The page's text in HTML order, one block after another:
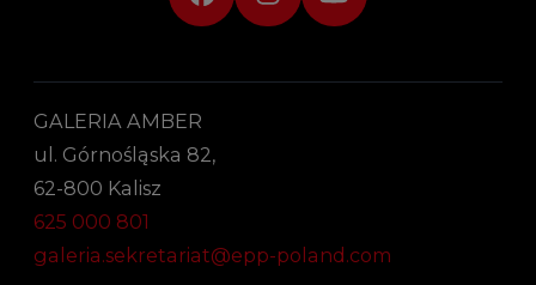
GALERIA AMBER
ul. Górnośląska 82,
62-800 Kalisz
625 000 801
galeria.sekretariat@epp-poland.com